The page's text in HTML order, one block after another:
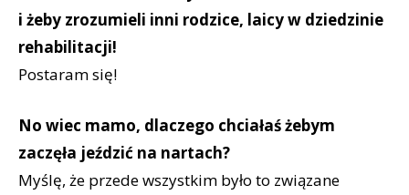
i żeby zrozumieli inni rodzice, laicy w dziedzinie
rehabilitacji!
Postaram się!
No wiec mamo, dlaczego chciałaś żebym
zaczęła jeździć na nartach?
Myślę, że przede wszystkim było to związane